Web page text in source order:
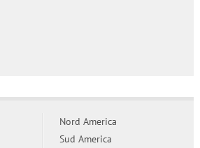
Nord America
Sud America